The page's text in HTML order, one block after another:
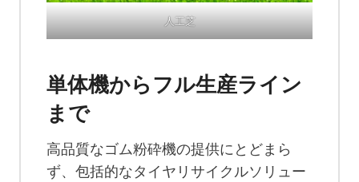
人工芝
単体機からフル生産ライン
まで
高品質なゴム粉砕機の提供にとどまら
ず、包括的なタイヤリサイクルソリュー